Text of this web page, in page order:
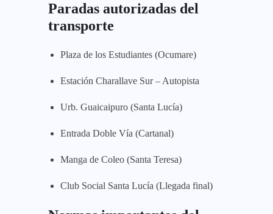
Paradas autorizadas del
transporte
Plaza de los Estudiantes (Ocumare)
Estación Charallave Sur – Autopista
Urb. Guaicaipuro (Santa Lucía)
Entrada Doble Vía (Cartanal)
Manga de Coleo (Santa Teresa)
Club Social Santa Lucía (Llegada final)